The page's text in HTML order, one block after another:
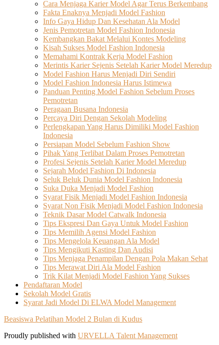
Cara Menjaga Karier Model Agar Terus Berkembang
Fakta Enaknya Menjadi Model Fashion
Info Gaya Hidup Dan Kesehatan Ala Model
Jenis Pemotretan Model Fashion Indonesia
Kembangkan Bakat Melalui Kontes Modeling
Kisah Sukses Model Fashion Indonesia
Memahami Kontrak Kerja Model Fashion
Merintis Karier Sejenis Setelah Karier Model Meredup
Model Fashion Harus Menjadi Diri Sendiri
Model Fashion Indonesia Harus Istimewa
Panduan Penting Model Fashion Sebelum Proses
Pemotretan
Peragaan Busana Indonesia
Percaya Diri Dengan Sekolah Modeling
Perlengkapan Yang Harus Dimiliki Model Fashion
Indonesia
Persiapan Model Sebelum Fashion Show
Pihak Yang Terlibat Dalam Proses Pemotretan
Profesi Sejenis Setelah Karier Model Meredup
Sejarah Model Fashion Di Indonesia
Seluk Beluk Dunia Model Fashion Indonesia
Suka Duka Menjadi Model Fashion
Syarat Fisik Menjadi Model Fashion Indonesia
Syarat Non Fisik Menjadi Model Fashion Indonesia
Teknik Dasar Model Catwalk Indonesia
Tips Ekspresi Dan Gaya Untuk Model Fashion
Tips Memilih Agensi Model Fashion
Tips Mengelola Keuangan Ala Model
Tips Mengikuti Kasting Dan Audisi
Tips Menjaga Penampilan Dengan Pola Makan Sehat
Tips Merawat Diri Ala Model Fashion
Trik Kilat Menjadi Model Fashion Yang Sukses
Pendaftaran Model
Sekolah Model Gratis
Syarat Jadi Model Di ELWA Model Management
Beasiswa Pelatihan Model 2 Bulan di Kudus
Proudly published with URVELLA Talent Management